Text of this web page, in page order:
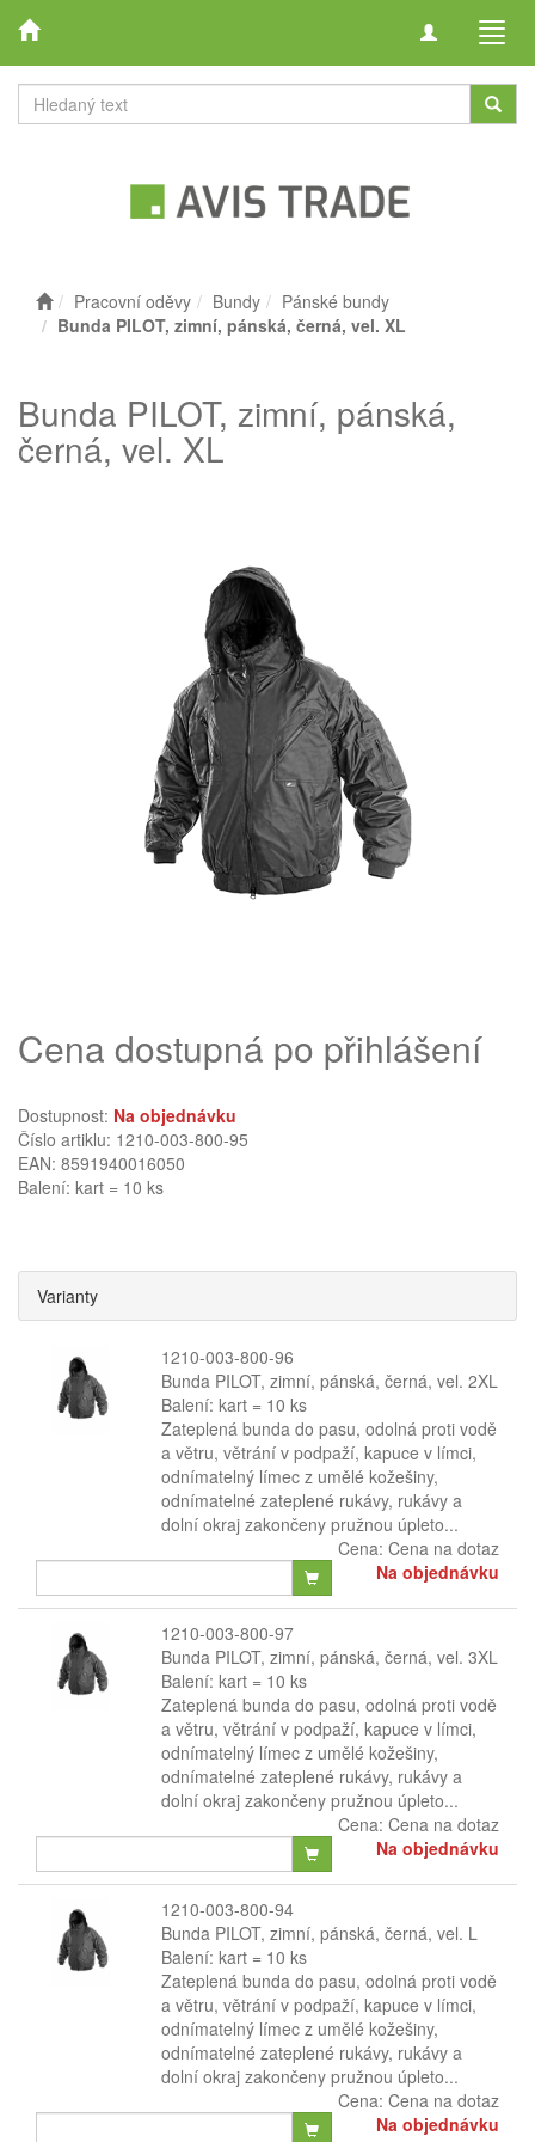
Toggle
Pracovní oděvy Bundy
Pánské bundy
Bunda PILOT, zimní, pánská, černá, vel. XL
Bunda PILOT, zimní, pánská,
černá, vel. XL
Cena dostupná po přihlášení
Dostupnost: Na objednávku
Číslo artiklu: 1210-003-800-95
EAN: 8591940016050
Balení: kart = 10 ks
Varianty
1210-003-800-96
Bunda PILOT, zimní, pánská, černá, vel. 2XL
Balení: kart = 10 ks
Zateplená bunda do pasu, odolná proti vodě
a větru, větrání v podpaží, kapuce v límci,
odnímatelný límec z umělé kožešiny,
odnímatelné zateplené rukávy, rukávy a
dolní okraj zakončeny pružnou úpleto...
Cena: Cena na dotaz
Na objednávku
1210-003-800-97
Bunda PILOT, zimní, pánská, černá, vel. 3XL
Balení: kart = 10 ks
Zateplená bunda do pasu, odolná proti vodě
a větru, větrání v podpaží, kapuce v límci,
odnímatelný límec z umělé kožešiny,
odnímatelné zateplené rukávy, rukávy a
dolní okraj zakončeny pružnou úpleto...
Cena: Cena na dotaz
Na objednávku
1210-003-800-94
Bunda PILOT, zimní, pánská, černá, vel. L
Balení: kart = 10 ks
Zateplená bunda do pasu, odolná proti vodě
a větru, větrání v podpaží, kapuce v límci,
odnímatelný límec z umělé kožešiny,
odnímatelné zateplené rukávy, rukávy a
dolní okraj zakončeny pružnou úpleto...
Cena: Cena na dotaz
Na objednávku